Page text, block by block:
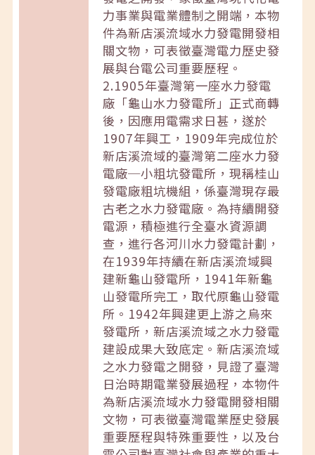
力事業與電業體制之開端，本物
件為新店溪流域水力發電開發相
關文物，可表徵臺灣電力歷史發
展與台電公司重要歷程。
2.1905年臺灣第一座水力發電
廠「龜山水力發電所」正式商轉
後，因應用電需求日甚，遂於
1907年興工，1909年完成位於
新店溪流域的臺灣第二座水力發
電廠─小粗坑發電所，現稱桂山
發電廠粗坑機組，係臺灣現存最
古老之水力發電廠。為持續開發
電源，積極進行全臺水資源調
查，進行各河川水力發電計劃，
在1939年持續在新店溪流域興
建新龜山發電所，1941年新龜
山發電所完工，取代原龜山發電
所。1942年興建更上游之烏來
發電所，新店溪流域之水力發電
建設成果大致底定。新店溪流域
之水力發電之開發，見證了臺灣
日治時期電業發展過程，本物件
為新店溪流域水力發電開發相關
文物，可表徵臺灣電業歷史發展
重要歷程與特殊重要性，以及台